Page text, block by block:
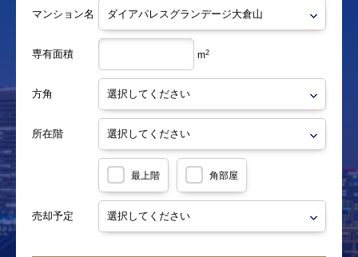
マンション名
専有面積 m2
方角
所在階
最上階 角部屋
売却予定